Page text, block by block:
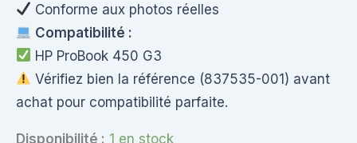
Conforme aux photos réelles
Compatibilité :
HP ProBook 450 G3
Vérifiez bien la référence (837535-001) avant
achat pour compatibilité parfaite.
Disponibilité : 1 en stock